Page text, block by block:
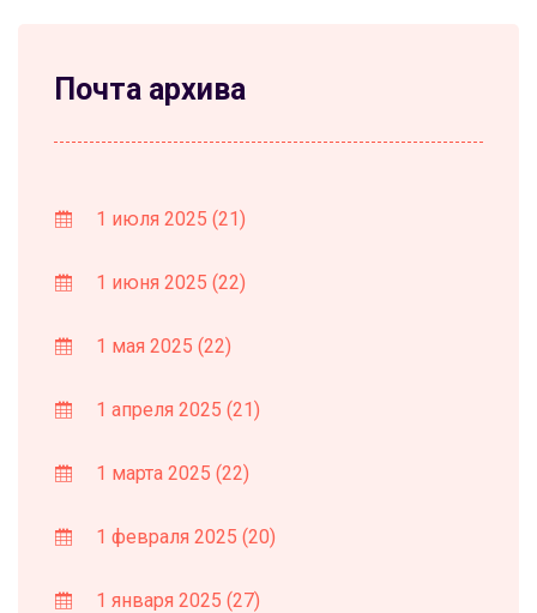
Почта архива
1 июля 2025 (21)
1 июня 2025 (22)
1 мая 2025 (22)
1 апреля 2025 (21)
1 марта 2025 (22)
1 февраля 2025 (20)
1 января 2025 (27)